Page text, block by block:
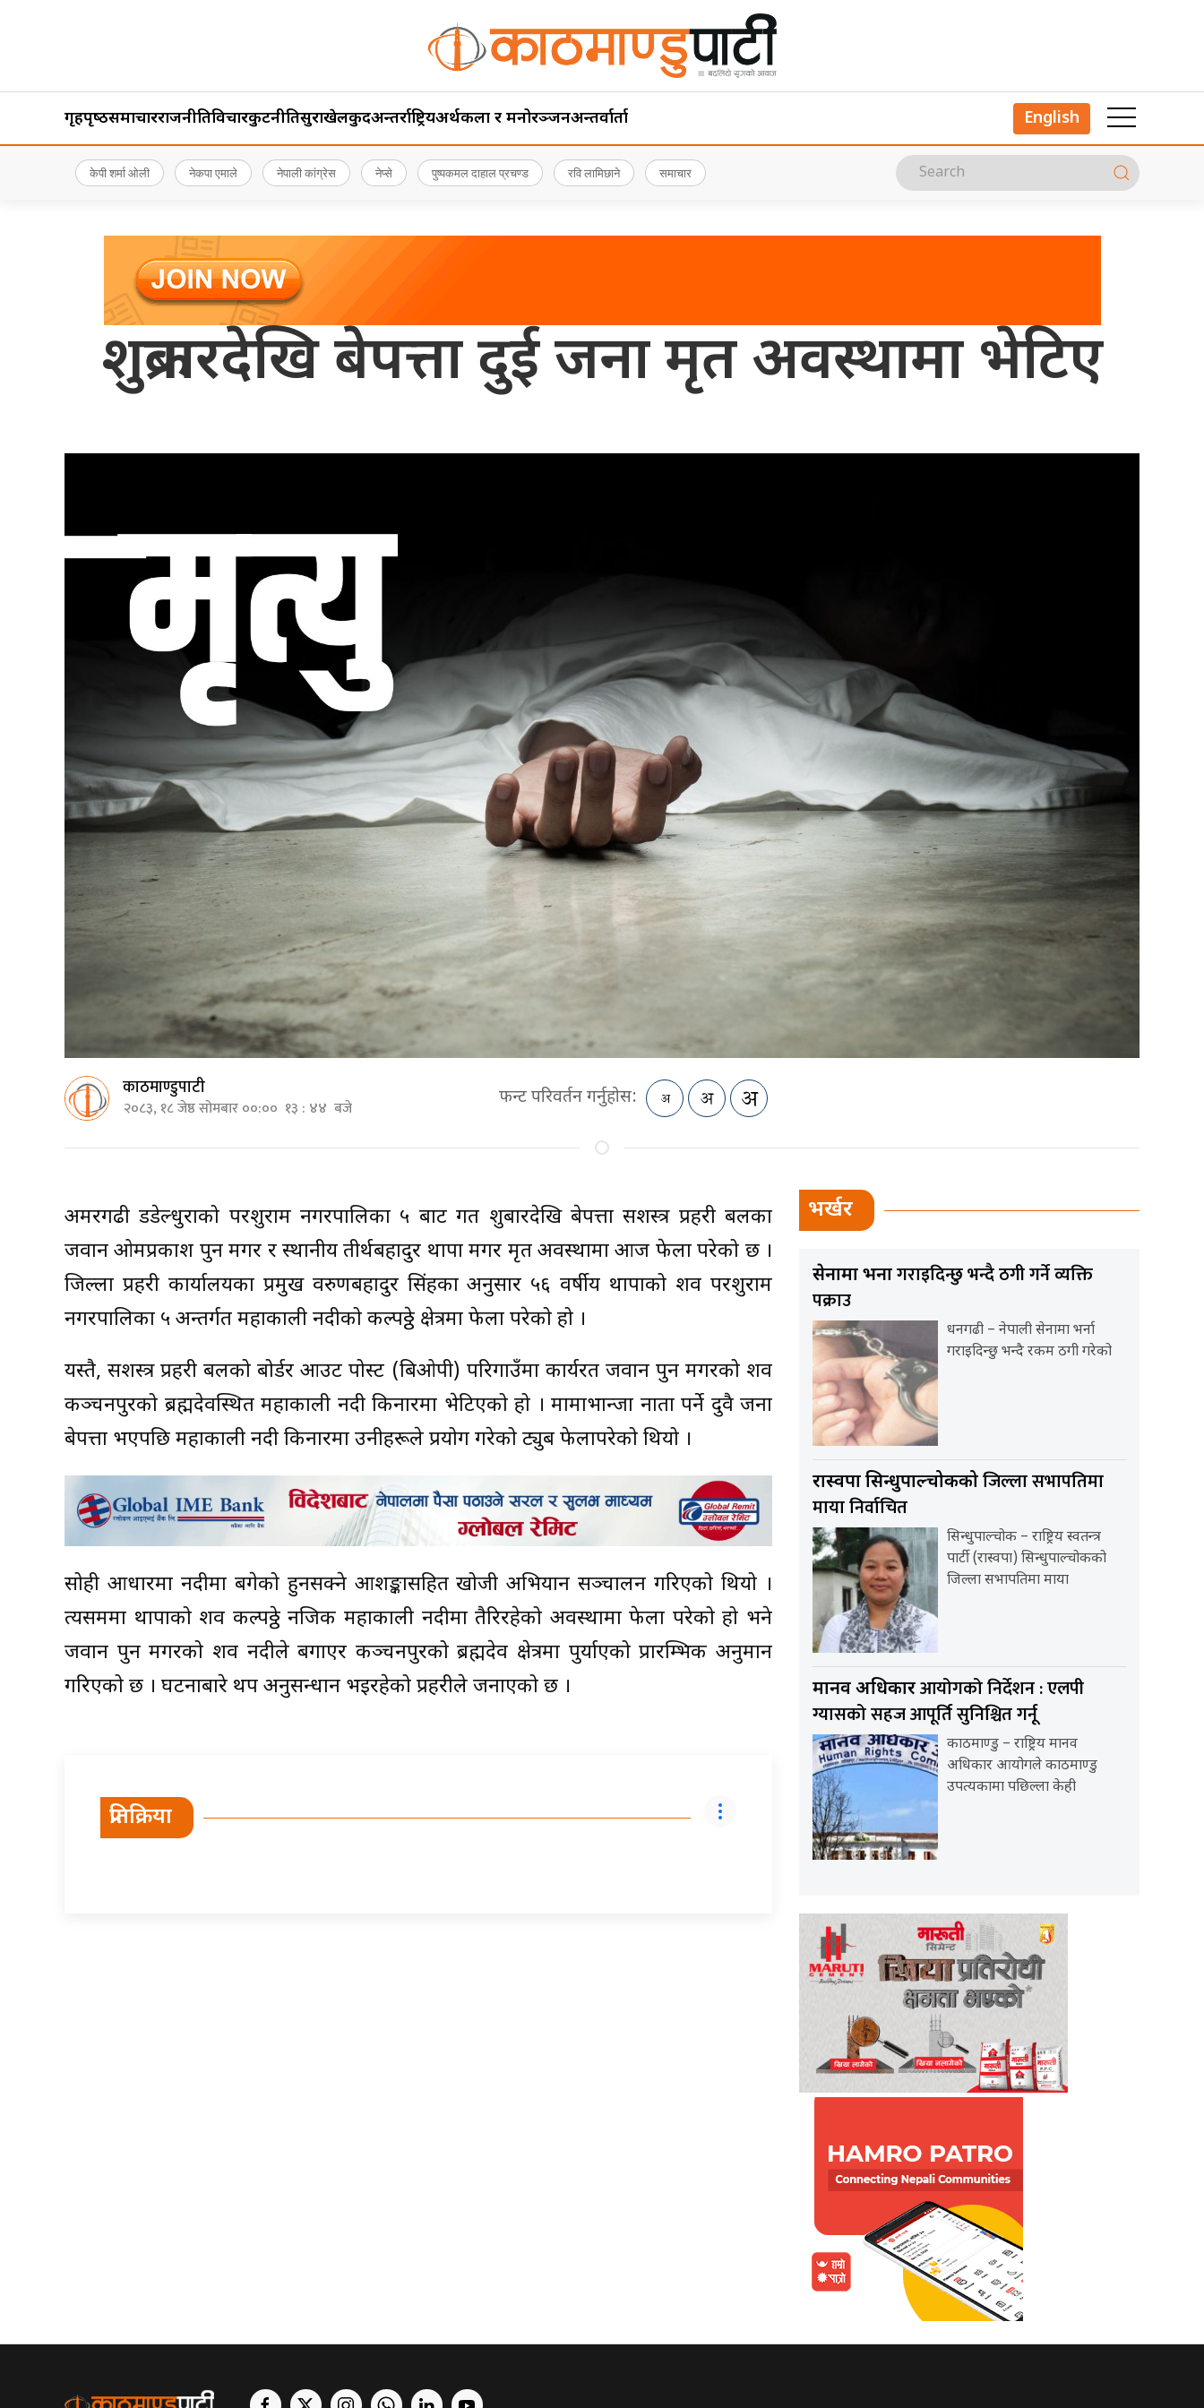
गृहपृष्‍ठसमाचारराजनीतिविचारकुटनीतिसुरक्षाखेलकुदअन्तर्राष्ट्रियअर्थकला र मनोरञ्जनअन्तर्वार्ता English
केपी शर्मा ओली नेकपा एमाले नेपाली कांग्रेस नेप्से पुष्पकमल दाहाल प्रचण्ड रवि लामिछाने समाचार
शुक्रबारदेखि बेपत्ता दुई जना मृत अवस्थामा भेटिए
काठमाण्डुपाटी
२०८३, १८ जेष्ठ सोमबार ००:०० १३ : ४४ बजे फन्ट परिवर्तन गर्नुहोस:
अमरगढी डडेल्धुराको परशुराम नगरपालिका ५ बाट गत शुक्रबारदेखि बेपत्ता सशस्त्र प्रहरी बलका
जवान ओमप्रकाश पुन मगर र स्थानीय तीर्थबहादुर थापा मगर मृत अवस्थामा आज फेला परेको छ ।
जिल्ला प्रहरी कार्यालयका प्रमुख वरुणबहादुर सिंहका अनुसार ५६ वर्षीय थापाको शव परशुराम
नगरपालिका ५ अन्तर्गत महाकाली नदीको कल्पठ्ठे क्षेत्रमा फेला परेको हो ।
यस्तै, सशस्त्र प्रहरी बलको बोर्डर आउट पोस्ट (बिओपी) परिगाउँमा कार्यरत जवान पुन मगरको शव
कञ्चनपुरको ब्रह्मदेवस्थित महाकाली नदी किनारमा भेटिएको हो । मामाभान्जा नाता पर्ने दुवै जना
बेपत्ता भएपछि महाकाली नदी किनारमा उनीहरूले प्रयोग गरेको ट्युब फेलापरेको थियो ।
सोही आधारमा नदीमा बगेको हुनसक्ने आशङ्कासहित खोजी अभियान सञ्चालन गरिएको थियो ।
त्यसक्रममा थापाको शव कल्पठ्ठे नजिक महाकाली नदीमा तैरिरहेको अवस्थामा फेला परेको हो भने
जवान पुन मगरको शव नदीले बगाएर कञ्चनपुरको ब्रह्मदेव क्षेत्रमा पुर्याएको प्रारम्भिक अनुमान
गरिएको छ । घटनाबारे थप अनुसन्धान भइरहेको प्रहरीले जनाएको छ ।
प्रतिक्रिया
भर्खर
सेनामा भर्नागराइदिन्छु भन्दै ठगी गर्ने व्यक्ति
पक्राउ
धनगढी – नेपाली सेनामा भर्ना
गराइदिन्छु भन्दै रकम ठगी गरेको
रास्वपा सिन्धुपाल्चोककोजिल्ला सभापतिमा
माया निर्वाचित
सिन्धुपाल्चोक – राष्ट्रिय स्वतन्त्र
पार्टी (रास्वपा) सिन्धुपाल्चोकको
जिल्ला सभापतिमा माया
मानव अधिकारआयोगको निर्देशन : एलपी
ग्यासको सहज आपूर्ति सुनिश्चित गर्नू
काठमाण्डु – राष्ट्रिय मानव
अधिकार आयोगले काठमाण्डु
उपत्यकामा पछिल्ला केही